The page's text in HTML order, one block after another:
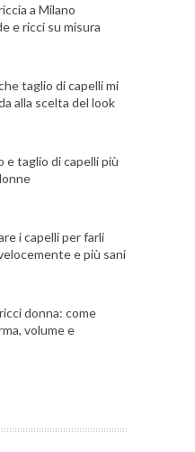
a Milano
e ricci su misura
taglio di capelli mi
alla scelta del look
e taglio di capelli più
i capelli per farli
e più sani
donna: come
volume e